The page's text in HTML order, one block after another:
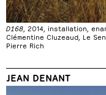
D168 , 2014, installation,
Clémentine Cluzeaud, Le
Pierre Rich
JEAN DENANT